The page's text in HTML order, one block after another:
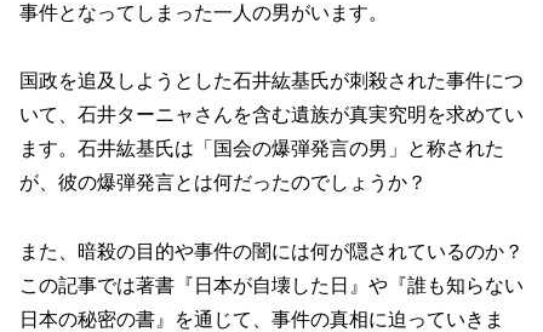
事件となってしまった一人の男がいます。
国政を追及しようとした石井紘基氏が刺殺された事件につ
いて、石井ターニャさんを含む遺族が真実究明を求めてい
ます。石井紘基氏は「国会の爆弾発言の男」と称された
が、彼の爆弾発言とは何だったのでしょうか？
また、暗殺の目的や事件の闇には何が隠されているのか？
この記事では著書『日本が自壊した日』や『誰も知らない
日本の秘密の書』を通じて、事件の真相に迫っていきま